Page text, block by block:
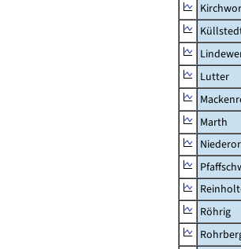
Lutter
Marth
Röhrig